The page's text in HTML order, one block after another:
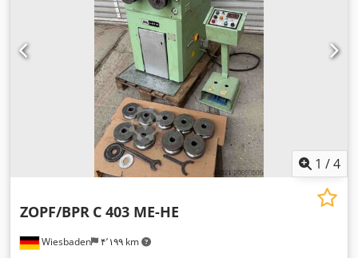
1 /4
Wiesbaden ۴٬۱۹۹ km
ZOPF/BPR C 403 ME-HE